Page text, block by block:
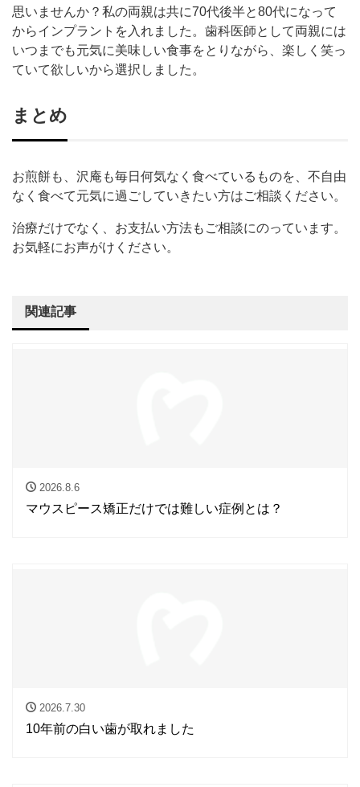
思いませんか？私の両親は共に70代後半と80代になって
からインプラントを入れました。歯科医師として両親には
いつまでも元気に美味しい食事をとりながら、楽しく笑っ
ていて欲しいから選択しました。
まとめ
お煎餅も、沢庵も毎日何気なく食べているものを、不自由
なく食べて元気に過ごしていきたい方はご相談ください。
治療だけでなく、お支払い方法もご相談にのっています。
お気軽にお声がけください。
関連記事
2026.8.6
マウスピース矯正だけでは難しい症例とは？
2026.7.30
10年前の白い歯が取れました